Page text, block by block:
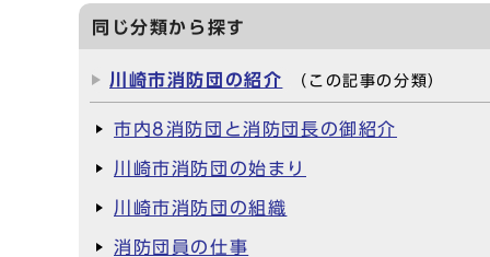
同じ分類から探す
川崎市消防団の紹介 （この記事の分類）
市内8消防団と消防団長の御紹介
川崎市消防団の始まり
川崎市消防団の組織
消防団員の仕事